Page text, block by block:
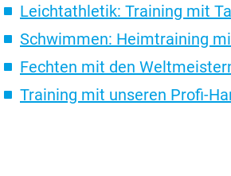
Leichtathletik: Training mit
Schwimmen: Heimtraining
Fechten mit den
Training mit unseren Profi-